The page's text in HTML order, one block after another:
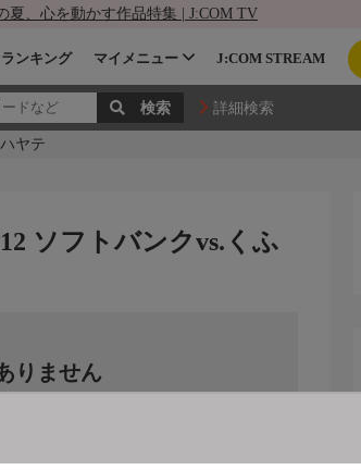
夏、心を動かす作品特集 | J:COM TV
ランキング マイメニュー J:COM STREAM
詳細検索
ヤテ
ソフトバンクvs.くふ
りません